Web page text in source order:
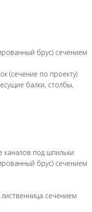
брус) сечением
(сечение по проекту)
балки, столбы,
каналов под шпильки
брус) сечением
сечением